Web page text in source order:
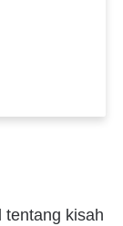
tentang kisah